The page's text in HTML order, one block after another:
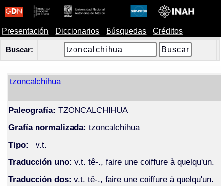
Presentación Diccionarios Búsquedas Créditos
Buscar:
tzoncalchihua
Paleografía: TZONCALCHIHUA
Grafía normalizada: tzoncalchihua
Tipo: _v.t._
Traducción uno: v.t. tê-., faire une coiffure à quelqu'un.
Traducción dos: v.t. tê-., faire une coiffure à quelqu'un.